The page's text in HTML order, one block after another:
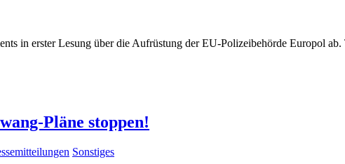
in erster Lesung über die Aufrüstung der EU-Polizeibehörde Europol
Pläne stoppen!
Sonstiges